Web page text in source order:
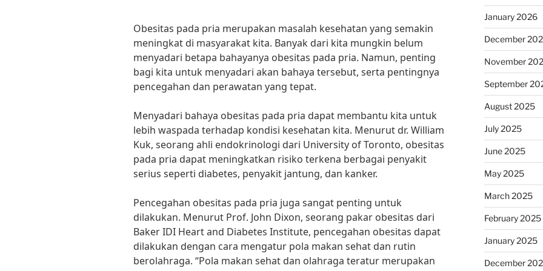
Obesitas pada pria merupakan masalah kesehatan yang semakin
meningkat di masyarakat kita. Banyak dari kita mungkin belum
menyadari betapa bahayanya obesitas pada pria. Namun, penting
bagi kita untuk menyadari akan bahaya tersebut, serta pentingnya
pencegahan dan perawatan yang tepat.
Menyadari bahaya obesitas pada pria dapat membantu kita untuk
lebih waspada terhadap kondisi kesehatan kita. Menurut dr. William
Kuk, seorang ahli endokrinologi dari University of Toronto, obesitas
pada pria dapat meningkatkan risiko terkena berbagai penyakit
serius seperti diabetes, penyakit jantung, dan kanker.
Pencegahan obesitas pada pria juga sangat penting untuk
dilakukan. Menurut Prof. John Dixon, seorang pakar obesitas dari
Baker IDI Heart and Diabetes Institute, pencegahan obesitas dapat
dilakukan dengan cara mengatur pola makan sehat dan rutin
berolahraga. “Pola makan sehat dan olahraga teratur merupakan
January 2026
December
November
September
August 2025
July 2025
June 2025
May 2025
March 2025
February 2025
January 2025
December